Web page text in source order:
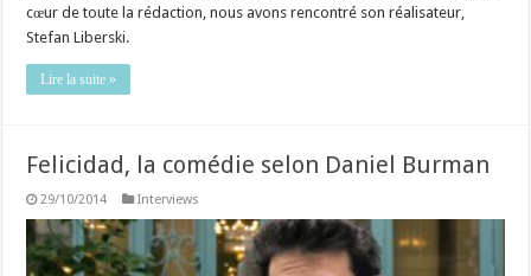
cœur de toute la rédaction, nous avons rencontré son réalisateur,
Stefan Liberski.
Lire la suite »
Felicidad, la comédie selon Daniel Burman
29/10/2014 Interviews